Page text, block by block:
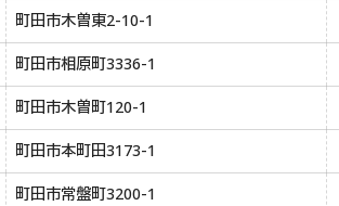
町田市木曽東2-10-1
町田市相原町3336-1
町田市木曽町120-1
町田市本町田3173-1
町田市常盤町3200-1